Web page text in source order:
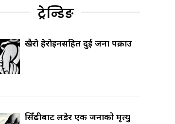
ट्रेन्डिङ
खैरो हेरोइनसहित दुई जना पक्राउ
सिँढीबाट लडेर एक जनाको मृत्यु